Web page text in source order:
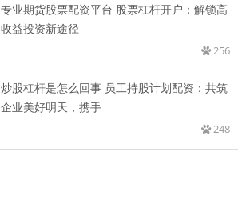
专业期货股票配资平台 股票杠杆开户：解锁高
收益投资新途径
256
炒股杠杆是怎么回事 员工持股计划配资：共筑
企业美好明天，携手
248